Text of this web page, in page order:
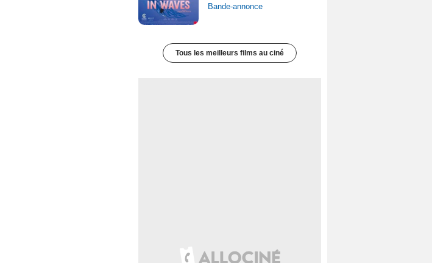
Bande-annonce
Tous les meilleurs films au ciné